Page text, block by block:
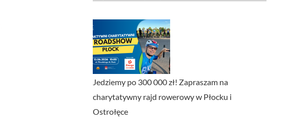
Jedziemy po 300 000 zł! Zapraszam na
charytatywny rajd rowerowy w Płocku i
Ostrołęce